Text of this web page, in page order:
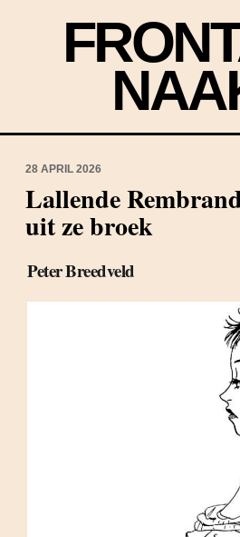
28 APRIL 2026
Lallende
uit ze broek
Peter Breedveld